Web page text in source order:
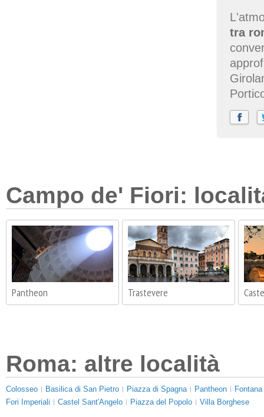
tra
Campo de' Fiori:
Pantheon Trastevere
Roma: altre località
Colosseo Basilica di San Pietro Piazza di Spagna Pantheon
Fori Imperiali
Castel Sant'Angelo Piazza del Popolo Villa Borghese